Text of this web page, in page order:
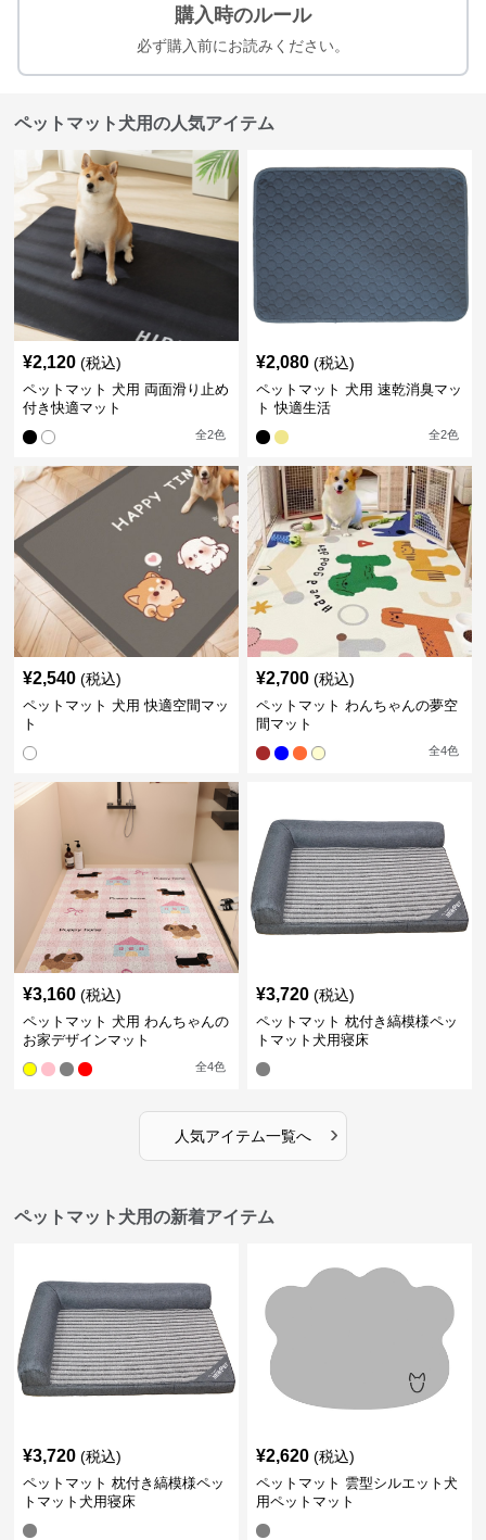
購入時のルール
必ず購入前にお読みください。
ペットマット犬用の人気アイテム
¥2,120 (税込)
ペットマット 犬用 両面滑り止め
付き快適マット
全2色
¥2,080 (税込)
ペットマット 犬用 速乾消臭マッ
ト 快適生活
全2色
¥2,540 (税込)
ペットマット 犬用 快適空間マッ
ト
¥2,700 (税込)
ペットマット わんちゃんの夢空
間マット
全4色
¥3,160 (税込)
ペットマット 犬用 わんちゃんの
お家デザインマット
全4色
¥3,720 (税込)
ペットマット 枕付き縞模様ペッ
トマット犬用寝床
人気アイテム一覧へ ›
ペットマット犬用の新着アイテム
¥3,720 (税込)
ペットマット 枕付き縞模様ペッ
トマット犬用寝床
¥2,620 (税込)
ペットマット 雲型シルエット犬
用ペットマット